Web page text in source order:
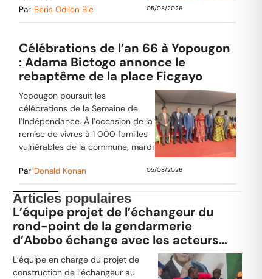
Par Boris Odilon Blé 05/08/2026
Célébrations de l’an 66 à Yopougon
: Adama Bictogo annonce le
rebaptême de la place Ficgayo
Yopougon poursuit les
célébrations de la Semaine de
l’Indépendance. À l’occasion de la
remise de vivres à 1 000 familles
vulnérables de la commune, mardi
Par Donald Konan 05/08/2026
Articles populaires
L’équipe projet de l’échangeur du
rond-point de la gendarmerie
d’Abobo échange avec les acteurs
impactés
L’équipe en charge du projet de
construction de l’échangeur au